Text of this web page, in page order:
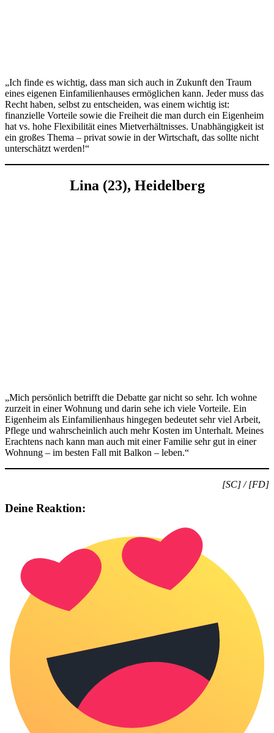
„Ich finde es wichtig, dass man sich auch in Zukunft den Traum
eines eigenen Einfamilienhauses ermöglichen kann. Jeder muss das
Recht haben, selbst zu entscheiden, was einem wichtig ist:
finanzielle Vorteile sowie die Freiheit die man durch ein Eigenheim
hat vs. hohe Flexibilität eines Mietverhältnisses. Unabhängigkeit ist
ein großes Thema – privat sowie in der Wirtschaft, das sollte nicht
unterschätzt werden!“
Lina (23), Heidelberg
„Mich persönlich betrifft die Debatte gar nicht so sehr. Ich wohne
zurzeit in einer Wohnung und darin sehe ich viele Vorteile. Ein
Eigenheim als Einfamilienhaus hingegen bedeutet sehr viel Arbeit,
Pflege und wahrscheinlich auch mehr Kosten im Unterhalt. Meines
Erachtens nach kann man auch mit einer Familie sehr gut in einer
Wohnung – im besten Fall mit Balkon – leben.“
[SC] / [FD]
Deine Reaktion: